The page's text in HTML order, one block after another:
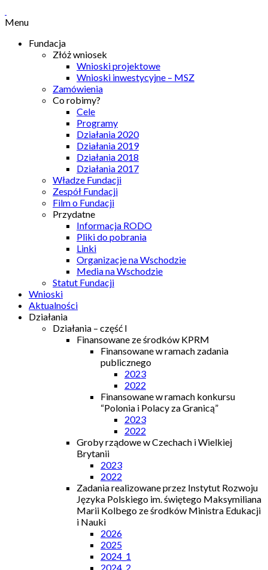
Menu
Fundacja
Złóż wniosek
Wnioski projektowe
Wnioski inwestycyjne – MSZ
Zamówienia
Co robimy?
Cele
Programy
Działania 2020
Działania 2019
Działania 2018
Działania 2017
Władze Fundacji
Zespół Fundacji
Film o Fundacji
Przydatne
Informacja RODO
Pliki do pobrania
Linki
Organizacje na Wschodzie
Media na Wschodzie
Statut Fundacji
Wnioski
Aktualności
Działania
Działania – część I
Finansowane ze środków KPRM
Finansowane w ramach zadania
publicznego
2023
2022
Finansowane w ramach konkursu
“Polonia i Polacy za Granicą”
2023
2022
Groby rządowe w Czechach i Wielkiej
Brytanii
2023
2022
Zadania realizowane przez Instytut Rozwoju
Języka Polskiego im. świętego Maksymiliana
Marii Kolbego ze środków Ministra Edukacji
i Nauki
2026
2025
2024_1
2024_2